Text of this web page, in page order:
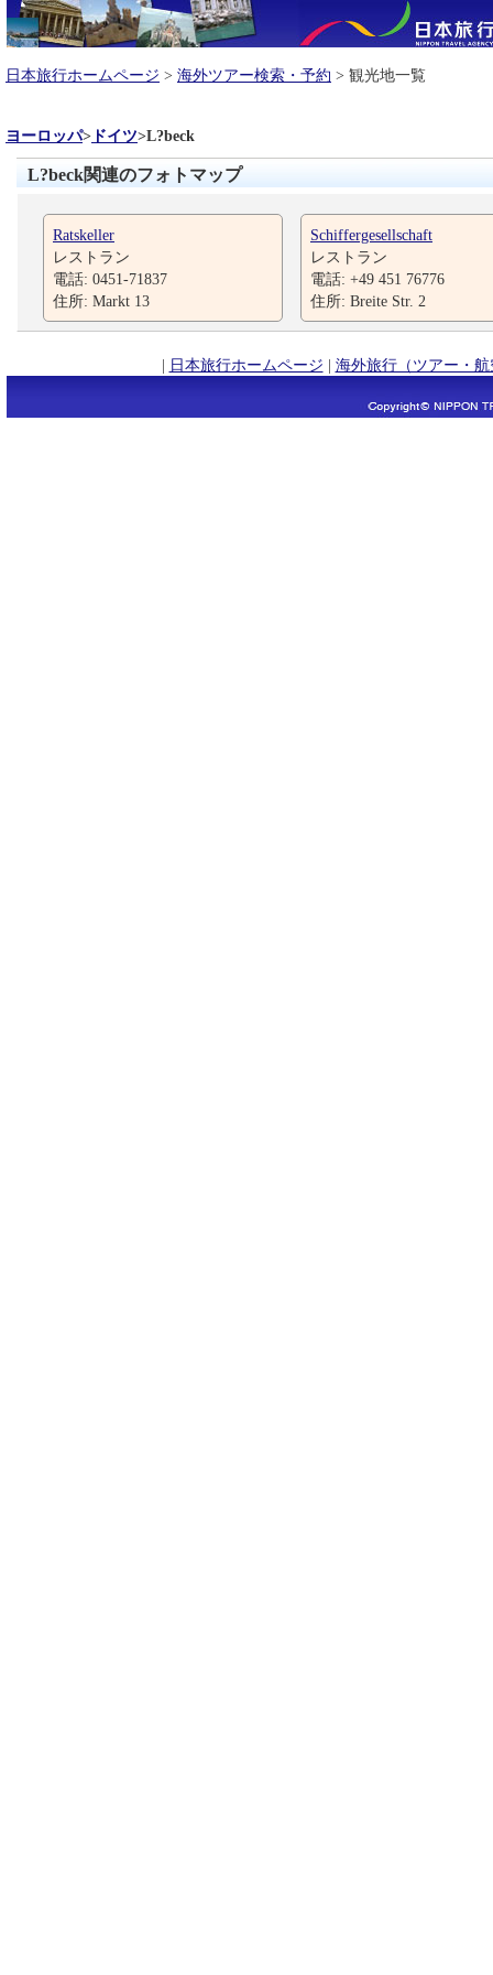
日本旅行ホームページ > 海外ツアー検索・予約 > 観光地一覧
ヨーロッパ> ドイツ>L?beck
L?beck関連のフォトマップ
Ratskeller
レストラン
電話: 0451-71837
住所: Markt 13
Schiffergesellschaft
レストラン
電話: +49 451 76776
住所: Breite Str. 2
| 日本旅行ホームページ | 海外旅行（ツアー・航